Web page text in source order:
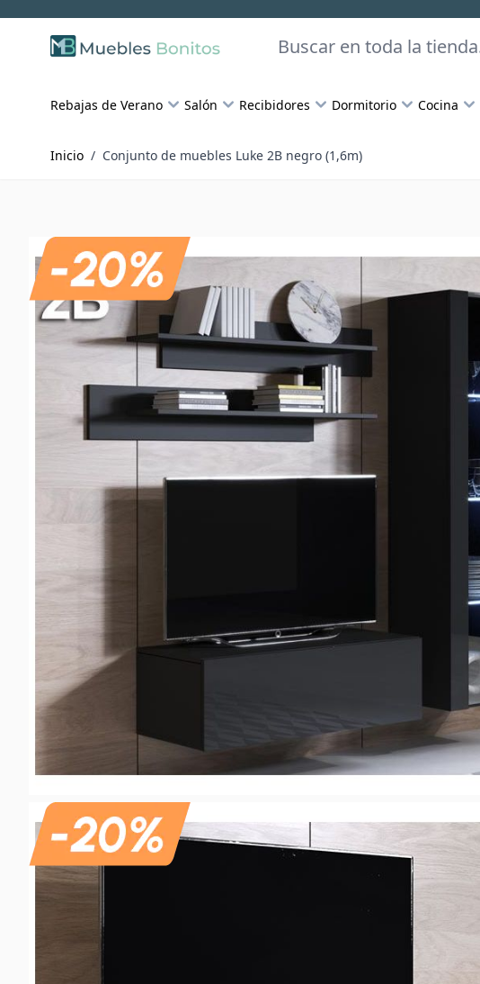
Skip to Content
Buscar
Rebajas de Verano Salón Recibidores Dormitorio Cocina
Inicio / Conjunto de muebles Luke 2B negro (1,6m)